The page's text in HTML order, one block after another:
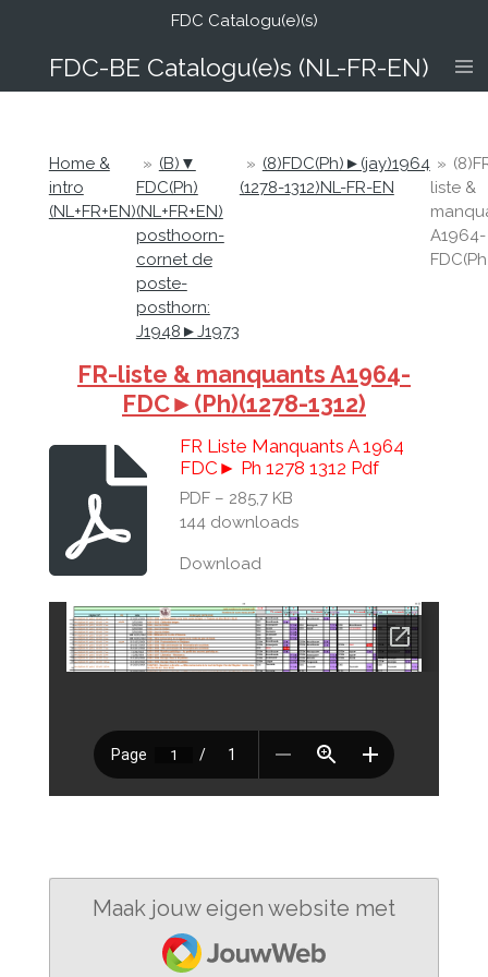
de
FDC-BE Catalogu(e)s (NL-FR-EN)
FDC Catalogu(e)(s)
Home &
intro
(NL+FR+EN)
» (B)▼
FDC(Ph)
(NL+FR+EN)
posthoorn-
cornet de
poste-
posthorn:
J1948►J1973
» (8)FDC(Ph)►(jay)1964
(1278-1312)NL-FR-EN
»
liste &
A1964-
FR-liste & manquants A1964-
FDC►(Ph)(1278-1312)
FR Liste Manquants A 1964
FDC► Ph 1278 1312 Pdf
PDF – 285,7 KB
144 downloads
Download
Maak jouw eigen website met
JouwWeb